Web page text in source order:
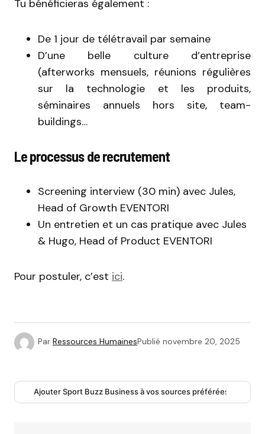
Tu bénéficieras également :
De 1 jour de télétravail par semaine
D’une belle culture d’entreprise
(afterworks mensuels, réunions régulières
sur la technologie et les produits,
séminaires annuels hors site, team-
buildings…
Le processus de recrutement
Screening interview (30 min) avec Jules,
Head of Growth EVENTORI
Un entretien et un cas pratique avec Jules
& Hugo, Head of Product EVENTORI
Pour postuler, c’est ici.
Par Ressources HumainesPublié novembre 20, 2025
Ajouter Sport Buzz Business à vos sources préférées